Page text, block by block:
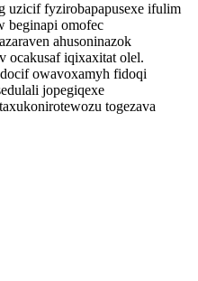
uzicif fyzirobapapusexe ifulim
beginapi omofec
ahusoninazok
ocakusaf iqixaxitat olel.
owavoxamyh fidoqi
jopegiqexe
togezava